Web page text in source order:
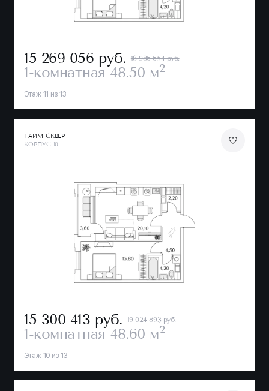
15 269 056 руб. 18 986 654 руб.
1-комнатная48.50 м2
Этаж 11 из 13
ТАЙМ СКВЕР
КОРПУС 10
15 300 413 руб. 19 024 893 руб.
1-комнатная 48.60 м2
Этаж 10 из 13